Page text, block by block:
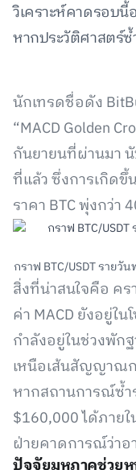
วิเคราะห์คาดรอบนี้
หากประวัติศาสตร์
นักเทรดชื่อดัง
“MACD Golden
กันยายนที่ผ่านมา
ที่แล้ว ซึ่งการเกิด
ราคา BTC พุ่งกว่า
กราฟ BTC/USDT รายวั
สิ่งที่น่าสนใจคือ คร
ค่า MACD ยังอยู่ใ
กำลังอยู่ในช่วงพัก
เหนือเส้นสัญญาณ
หากสถานการณ์ซ้ำ
$160,000 ได้ภาย
ฝ่ายคาดการณ์ว่าอ